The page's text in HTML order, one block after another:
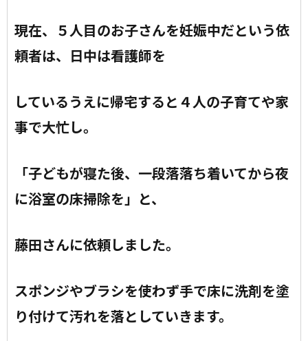
現在、５人目のお子さんを妊娠中だという依
頼者は、日中は看護師を
しているうえに帰宅すると ４人の子育てや家
事で大忙し。
「子どもが寝た後、一段落落ち着いてから夜
に浴室の床掃除を」と、
藤田さんに依頼しました。
スポンジやブラシを使わず手で床に洗剤を塗
り付けて汚れを落としていきます。